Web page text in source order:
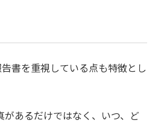
書を重視している点も特徴とし
あるだけではなく、いつ、ど